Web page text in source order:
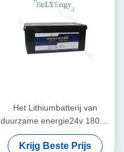
Het Lithiumbatterij van
duurzame energie24v 180Ah
Telecommunicatie voor
Medische apparatuur
Krijg Beste Prijs